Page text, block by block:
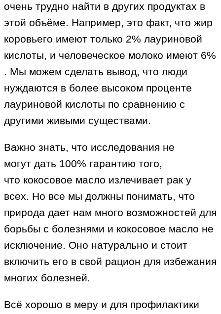
очень трудно найти в других продуктах в
этой объёме. Например, это факт, что жир
коровьего имеют только 2% лауриновой
кислоты, и человеческое молоко имеют 6%
. Мы можем сделать вывод, что люди
нуждаются в более высоком проценте
лауриновой кислоты по сравнению с
другими живыми существами.
Важно знать, что исследования не
могут дать 100% гарантию того,
что кокосовое масло излечивает рак у
всех. Но все мы должны понимать, что
природа дает нам много возможностей для
борьбы с болезнями и кокосовое масло не
исключение. Оно натурально и стоит
включить его в свой рацион для избежания
многих болезней.
Всё хорошо в меру и для профилактики